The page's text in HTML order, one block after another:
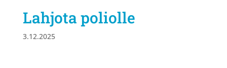
Lahjota poliolle
3.12.2025